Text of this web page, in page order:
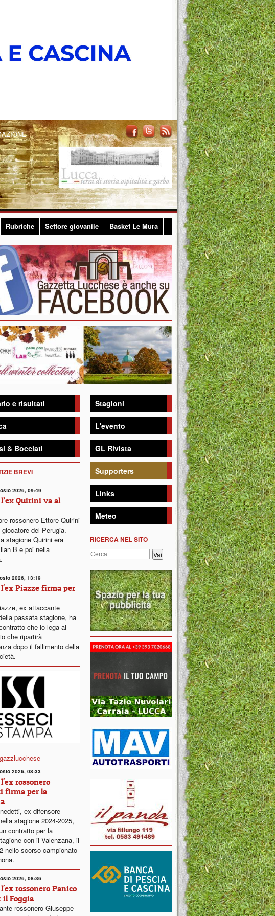
Rubriche Settore giovanile Basket Le Mura
e risultati
& Bocciati
BREVI
2026, 09:49
Quirini va al
rossonero Ettore Quirini
del Perugia.
stagione Quirini era
B e poi nella
2026, 13:19
Piazze firma per
ex attaccante
passata stagione, ha
che lo lega al
che ripartirà
dopo il fallimento della
2026, 08:33
rossonero
firma per la
ex difensore
stagione 2024-2025,
contratto per la
con il Valenzana, il
nello scorso campionato
2026, 08:36
rossonero Panico
il Foggia
rossonero Giuseppe
Stagioni
L'evento
GL Rivista
Supporters
Links
Meteo
RICERCA NEL SITO